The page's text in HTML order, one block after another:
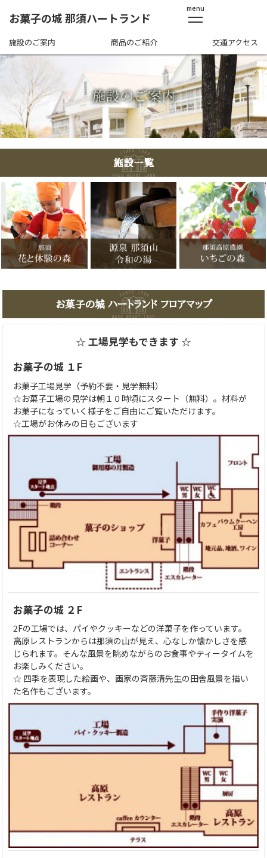
お菓子の城 那須ハートランド
menu
施設のご案内 商品のご紹介 交通アクセス
施設一覧
お菓子の城 ハートランド フロアマップ
☆ 工場見学もできます ☆
お菓子の城 １F
お菓子工場見学（予約不要・見学無料）
☆お菓子工場の見学は朝１０時頃にスタート（無料）。材料が
お菓子になっていく様子をご自由にご覧いただけます。
☆工場がお休みの日もございます
お菓子の城 ２F
2Fの工場では、パイやクッキーなどの洋菓子を作っています。
高原レストランからは那須の山が見え、心なしか懐かしさを感
じられます。そんな風景を眺めながらのお食事やティータイムを
お楽しみください。
☆ 四季を表現した絵画や、画家の斉藤清先生の田舎風景を描い
た名作もございます。